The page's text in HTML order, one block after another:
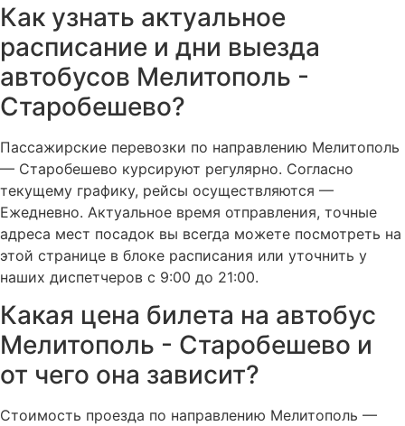
Как узнать актуальное
расписание и дни выезда
автобусов Мелитополь -
Старобешево?
Пассажирские перевозки по направлению Мелитополь
— Старобешево курсируют регулярно. Согласно
текущему графику, рейсы осуществляются —
Ежедневно. Актуальное время отправления, точные
адреса мест посадок вы всегда можете посмотреть на
этой странице в блоке расписания или уточнить у
наших диспетчеров с 9:00 до 21:00.
Какая цена билета на автобус
Мелитополь - Старобешево и
от чего она зависит?
Стоимость проезда по направлению Мелитополь —